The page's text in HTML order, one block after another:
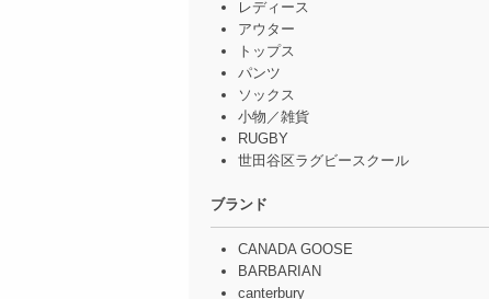
レディース
アウター
トップス
パンツ
ソックス
小物／雑貨
RUGBY
世田谷区ラグビースクール
ブランド
CANADA GOOSE
BARBARIAN
canterbury